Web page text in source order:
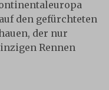
den gefürchteten
der nur
Rennen